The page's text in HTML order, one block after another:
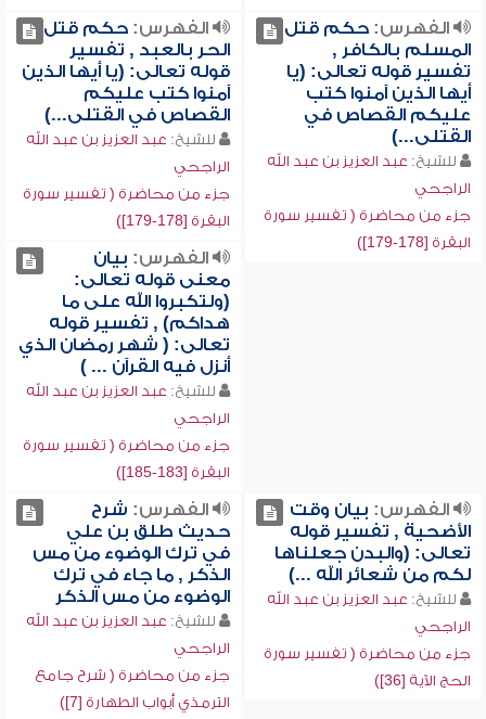
الفهرس:حكم قتل
المسلم بالكافر ,
تفسير قوله تعالى: (يا
أيها الذين آمنوا كتب
عليكم القصاص في
القتلى...)
للشيخ: عبد العزيز بن عبد الله
الراجحي
جزء من محاضرة ( تفسير سورة
البقرة [178-179])
الفهرس:حكم قتل
الحر بالعبد , تفسير
قوله تعالى: (يا أيها الذين
آمنوا كتب عليكم
القصاص في القتلى...)
للشيخ: عبد العزيز بن عبد الله
الراجحي
جزء من محاضرة ( تفسير سورة
البقرة [178-179])
الفهرس: بيان
معنى قوله تعالى:
(ولتكبروا الله على ما
هداكم) , تفسير قوله
تعالى: ( شهر رمضان الذي
أنزل فيه القرآن ... )
للشيخ: عبد العزيز بن عبد الله
الراجحي
جزء من محاضرة ( تفسير سورة
البقرة [183-185])
الفهرس: بيان وقت
الأضحية , تفسير قوله
تعالى: (والبدن جعلناها
لكم من شعائر الله ...)
للشيخ: عبد العزيز بن عبد الله
الراجحي
جزء من محاضرة ( تفسير سورة
الحج الآية [36])
الفهرس: شرح
حديث طلق بن علي
في ترك الوضوء من مس
الذكر , ما جاء في ترك
الوضوء من مس الذكر
للشيخ: عبد العزيز بن عبد الله
الراجحي
جزء من محاضرة ( شرح جامع
الترمذي أبواب الطهارة [7])